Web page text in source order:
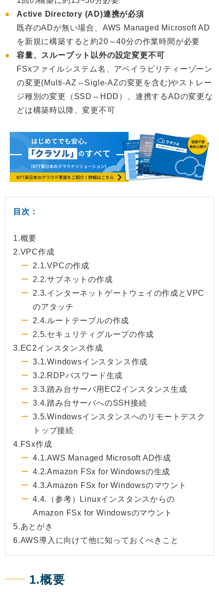
Active Directory (AD)連携が必須
既存のADが無い場合、AWS Managed Microsoft AD
を新規に構築すると約20～40分の作業時間が必要
容量、スループット以外の設定変更不可
FSxファイルシステム名、アベイラビリティーゾーン
の変更(Multi-AZ⇔Sigle-AZの変更を含む)やストレー
ジ種別の変更（SSD⇔HDD）、連携するADの変更な
どは構築時以降、変更不可
目次：
1.概要
2.VPC作成
2.1.VPCの作成
2.2.サブネットの作成
2.3.インターネットゲートウェイの作成とVPC
のアタッチ
2.4.ルートテーブルの作成
2.5.セキュリティグループの作成
3.EC2インスタンス作成
3.1.Windowsインスタンス作成
3.2.RDPパスワード生成
3.3.踏み台サーバ用EC2インスタンス生成
3.4.踏み台サーバへのSSH接続
3.5.Windowsインスタンスへのリモートデスク
トップ接続
4.FSx作成
4.1.AWS Managed Microsoft AD作成
4.2.Amazon FSx for Windowsの生成
4.3.Amazon FSx for Windowsのマウント
4.4.（参考）Linuxインスタンスからの
Amazon FSx for Windowsのマウント
5.あとがき
6.AWS導入に向けて他に知っておくべきこと
1.概要